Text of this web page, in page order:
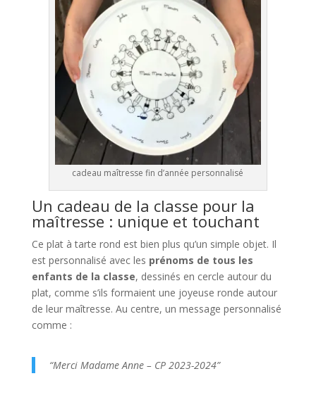
cadeau maîtresse fin d’année personnalisé
Un cadeau de la classe pour la
maîtresse : unique et touchant
Ce plat à tarte rond est bien plus qu’un simple objet. Il
est personnalisé avec les prénoms de tous les
enfants de la classe, dessinés en cercle autour du
plat, comme s’ils formaient une joyeuse ronde autour
de leur maîtresse. Au centre, un message personnalisé
comme :
“Merci Madame Anne – CP 2023-2024”